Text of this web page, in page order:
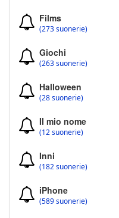
Films
(273 suonerie)
Giochi
(263 suonerie)
Halloween
(28 suonerie)
Il mio nome
(12 suonerie)
Inni
(182 suonerie)
iPhone
(589 suonerie)